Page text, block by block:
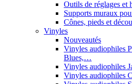
Outils de réglages et
Supports muraux
Cônes, pieds et
Vinyles
Nouveautés
Vinyles audiophiles
Blues,…
Vinyles audiophiles
Vinyles audiophiles